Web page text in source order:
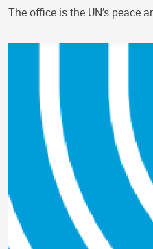
The office is the UN’s peace